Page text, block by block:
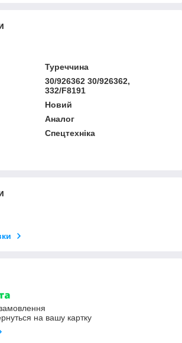
Туреччина
30/926362 30/926362,
332/F8191
Новий
Аналог
Спецтехніка
на вашу картку